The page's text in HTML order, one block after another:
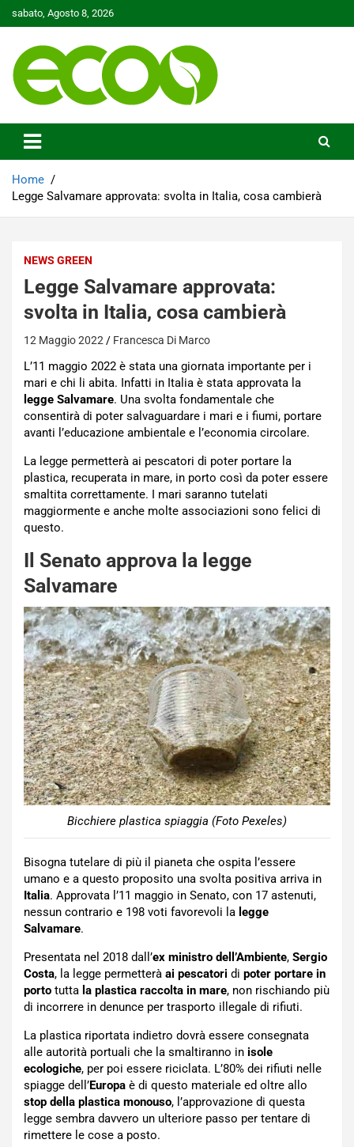
to
sabato, Agosto 8, 2026
Ecoo.it
Home
Legge Salvamare approvata: svolta in Italia, cosa cambierà
NEWS GREEN
Legge Salvamare approvata:
svolta in Italia, cosa cambierà
12 Maggio 2022 Francesca Di Marco
L’11 maggio 2022 è stata una giornata importante per i
mari e chi li abita. Infatti in Italia è stata approvata la
legge Salvamare. Una svolta fondamentale che
consentirà di poter salvaguardare i mari e i fiumi, portare
avanti l’educazione ambientale e l’economia circolare.
La legge permetterà ai pescatori di poter portare la
plastica, recuperata in mare, in porto così da poter essere
smaltita correttamente. I mari saranno tutelati
maggiormente e anche molte associazioni sono felici di
questo.
Il Senato approva la legge
Salvamare
Bicchiere plastica spiaggia (Foto Pexeles)
Bisogna tutelare di più il pianeta che ospita l’essere
umano e a questo proposito una svolta positiva arriva in
Italia. Approvata l’11 maggio in Senato, con 17 astenuti,
nessun contrario e 198 voti favorevoli la legge
Salvamare.
Presentata nel 2018 dall’ex ministro dell’Ambiente, Sergio
Costa, la legge permetterà ai pescatori di poter portare in
porto tutta la plastica raccolta in mare, non rischiando più
di incorrere in denunce per trasporto illegale di rifiuti.
La plastica riportata indietro dovrà essere consegnata
alle autorità portuali che la smaltiranno in isole
ecologiche, per poi essere riciclata. L’80% dei rifiuti nelle
spiagge dell’Europa è di questo materiale ed oltre allo
stop della plastica monouso, l’approvazione di questa
legge sembra davvero un ulteriore passo per tentare di
rimettere le cose a posto.